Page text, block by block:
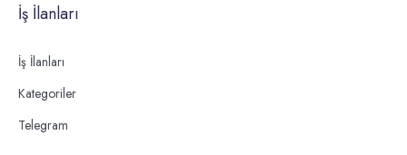
İş İlanları
İş İlanları
Kategoriler
Telegram